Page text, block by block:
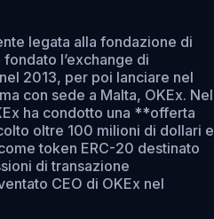
legata alla fondazione di
fondato l’exchange di
2013, per poi lanciare nel
con sede a Malta, OKEx. Nel
ha condotto una **offerta
oltre 100 milioni di dollari e
token ERC-20 destinato
di transazione
CEO di OKEx nel